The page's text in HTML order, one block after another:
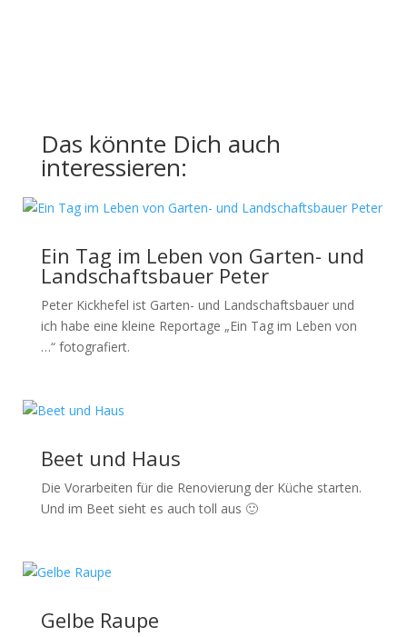
Das könnte Dich auch
interessieren:
Ein Tag im Leben von Garten- und
Landschaftsbauer Peter
Peter Kickhefel ist Garten- und Landschaftsbauer und
ich habe eine kleine Reportage „Ein Tag im Leben von
…“ fotografiert.
Beet und Haus
Die Vorarbeiten für die Renovierung der Küche starten.
Und im Beet sieht es auch toll aus 🙂
Gelbe Raupe